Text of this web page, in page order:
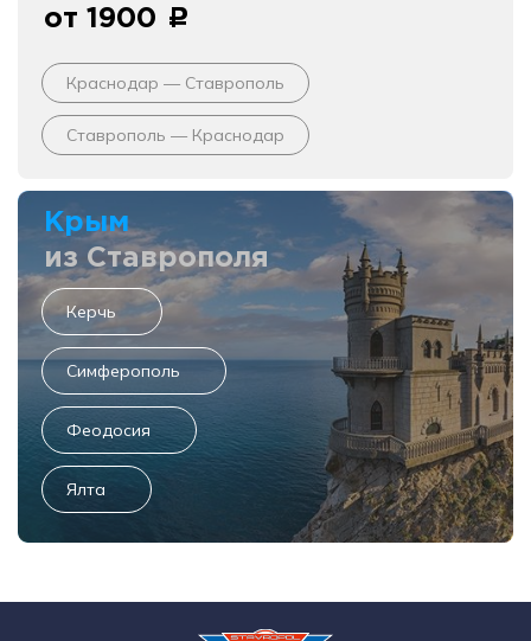
от 1900 c
Краснодар — Ставрополь
Ставрополь — Краснодар
Крым
из Ставрополя
Керчь
Симферополь
Феодосия
Ялта